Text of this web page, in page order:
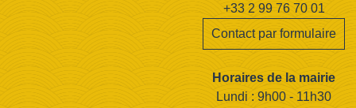
+33 2 99 76 70 01
Contact par formulaire
Horaires de la mairie
Lundi : 9h00 - 11h30